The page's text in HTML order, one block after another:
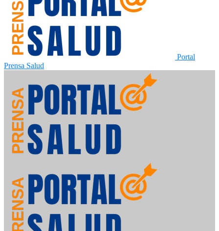
Portal
Prensa Salud